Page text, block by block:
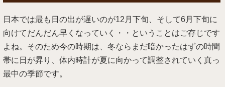
日本では最も日の出が遅いのが12月下旬、そして6月下旬に
向けてだんだん早くなっていく・・ということはご存じです
よね。そのため今の時期は、冬ならまだ暗かったはずの時間
帯に日が昇り、体内時計が夏に向かって調整されていく真っ
最中の季節です。